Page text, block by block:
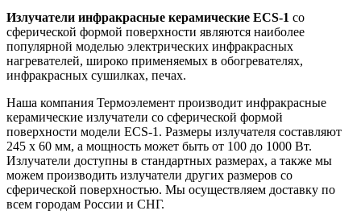
Излучатели инфракрасные керамические ECS-1 со
сферической формой поверхности являются наиболее
популярной моделью электрических инфракрасных
нагревателей, широко применяемых в обогревателях,
инфракрасных сушилках, печах.
Наша компания Термоэлемент производит инфракрасные
керамические излучатели со сферической формой
поверхности модели ECS-1. Размеры излучателя составляют
245 х 60 мм, а мощность может быть от 100 до 1000 Вт.
Излучатели доступны в стандартных размерах, а также мы
можем производить излучатели других размеров со
сферической поверхностью. Мы осуществляем доставку по
всем городам России и СНГ.